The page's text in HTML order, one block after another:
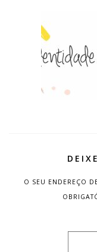
O SEU ENDEREÇO